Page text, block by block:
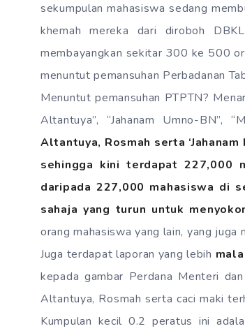
sekumpulan mahasiswa sedang
khemah mereka dari diroboh
membayangkan sekitar 300 ke 500
menuntut pemansuhan Perbadanan
Menuntut pemansuhan PTPTN?
Altantuya”, “Jahanam Umno-BN”,
Altantuya, Rosmah serta ‘Jahanam
sehingga kini terdapat 227,000
daripada 227,000 mahasiswa di
sahaja yang turun untuk
orang mahasiswa yang lain, yang
Juga terdapat laporan yang lebih
kepada gambar Perdana Menteri
Altantuya, Rosmah serta caci maki
Kumpulan kecil 0.2 peratus ini